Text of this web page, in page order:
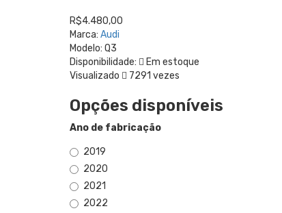
R$4.480,00
Marca: Audi
Modelo: Q3
Disponibilidade:
Em estoque
Visualizado
7291 vezes
Opções disponíveis
Ano de fabricação
2019
2020
2021
2022